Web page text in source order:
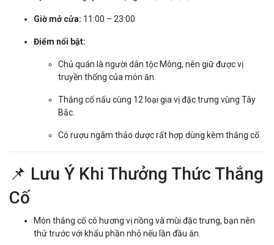
Giờ mở cửa: 11:00 – 23:00
Điểm nổi bật:
Chủ quán là người dân tộc Mông, nên giữ được vị
truyền thống của món ăn.
Thắng cố nấu cùng 12 loại gia vị đặc trưng vùng Tây
Bắc.
Có rượu ngâm thảo dược rất hợp dùng kèm thắng cố.
📌 Lưu Ý Khi Thưởng Thức Thắng
Cố
Món thắng cố có hương vị nồng và mùi đặc trưng, bạn nên
thử trước với khẩu phần nhỏ nếu lần đầu ăn.